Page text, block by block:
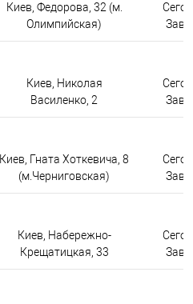
Киев, Федорова, 32 (м.
Олимпийская)
Киев, Николая
Василенко, 2
Киев, Гната Хоткевича, 8
(м.Черниговская)
Киев, Набережно-
Крещатицкая, 33